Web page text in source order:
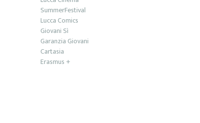
SummerFestival
Lucca Comics
Giovani Sì
Garanzia Giovani
Cartasia
Erasmus +